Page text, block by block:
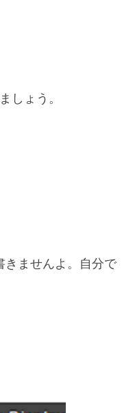
しょう。
きませんよ。自分で